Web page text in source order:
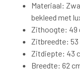
Materiaal:
bekleed met
Zithoogte: 49
Zitbreedte: 53
Zitdiepte: 43
Breedte: 62